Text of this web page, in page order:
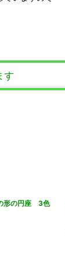
す
形の円座 3色